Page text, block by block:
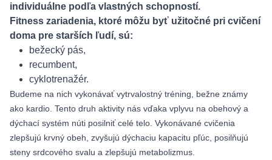
individuálne podľa vlastných schopností.
Fitness zariadenia, ktoré môžu byť užitočné pri cvičení
doma pre starších ľudí, sú:
bežecký pás,
recumbent,
cyklotrenažér.
Budeme na nich vykonávať vytrvalostný tréning, bežne známy
ako kardio. Tento druh aktivity nás vďaka vplyvu na obehový a
dýchací systém núti posilniť celé telo. Vykonávané cvičenia
zlepšujú krvný obeh, zvyšujú dýchaciu kapacitu pľúc, posilňujú
steny srdcového svalu a zlepšujú metabolizmus.